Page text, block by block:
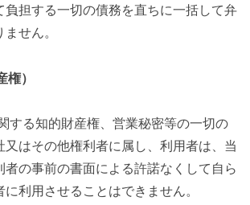
負担する一切の債務を直ちに一括して弁
せん。
）
する知的財産権、営業秘密等の一切の
又はその他権利者に属し、利用者は、当
者の事前の書面による許諾なくして自ら
利用させることはできません。